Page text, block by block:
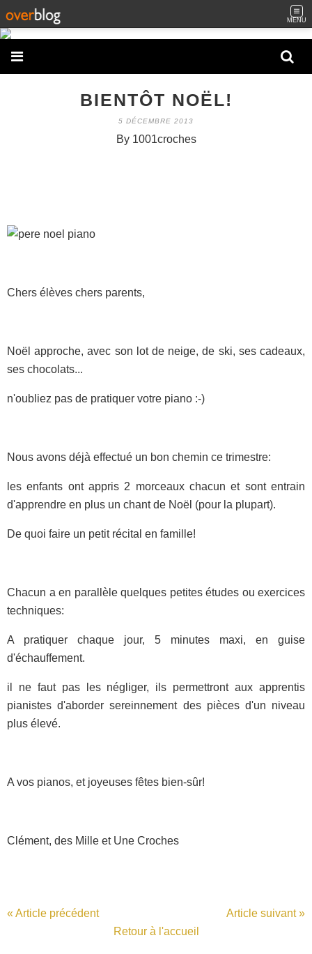
MENU
BIENTÔT NOËL!
5 DÉCEMBRE 2013
By 1001croches
Chers élèves chers parents,
Noël approche, avec son lot de neige, de ski, ses cadeaux,
ses chocolats...
n'oubliez pas de pratiquer votre piano :-)
Nous avons déjà effectué un bon chemin ce trimestre:
les enfants ont appris 2 morceaux chacun et sont entrain
d'apprendre en plus un chant de Noël (pour la plupart).
De quoi faire un petit récital en famille!
Chacun a en parallèle quelques petites études ou exercices
techniques:
A pratiquer chaque jour, 5 minutes maxi, en guise
d'échauffement.
il ne faut pas les négliger, ils permettront aux apprentis
pianistes d'aborder sereinnement des pièces d'un niveau
plus élevé.
A vos pianos, et joyeuses fêtes bien-sûr!
Clément, des Mille et Une Croches
« Article précédent
Article suivant »
Retour à l'accueil